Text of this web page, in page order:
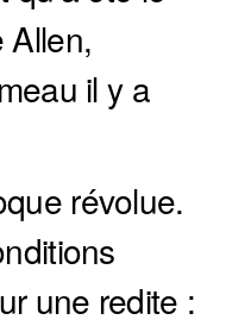
Allen,
il y a
révolue.
une redite :